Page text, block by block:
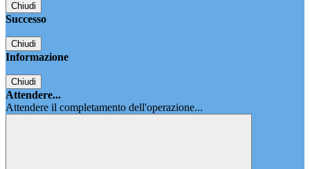
Chiudi
Successo
Chiudi
Informazione
Chiudi
Attendere...
Attendere il completamento dell'operazione...